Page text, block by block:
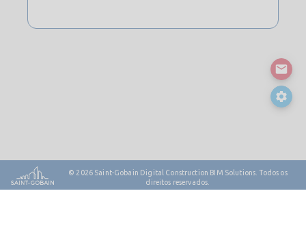
© 2026 Saint-Gobain Digital Construction BIM Solutions. Todos os
direitos reservados.